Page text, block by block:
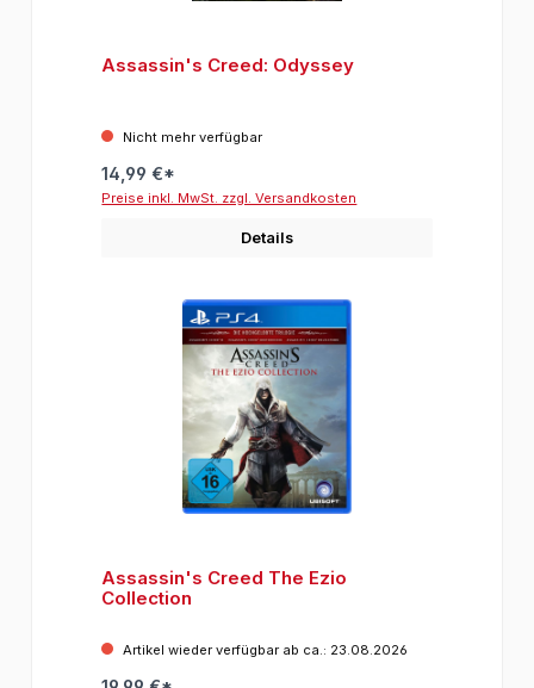
Assassin's Creed: Odyssey
Nicht mehr verfügbar
14,99 €*
Preise inkl. MwSt. zzgl. Versandkosten
Details
Assassin's Creed The Ezio
Collection
Artikel wieder verfügbar ab ca.: 23.08.2026